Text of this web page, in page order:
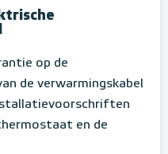
op de
de verwarmingskabel
en de